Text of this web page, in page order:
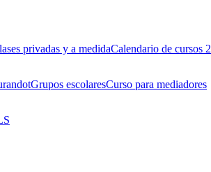
privadas y a medidaCalendario de cursos
Grupos escolaresCurso para mediadores